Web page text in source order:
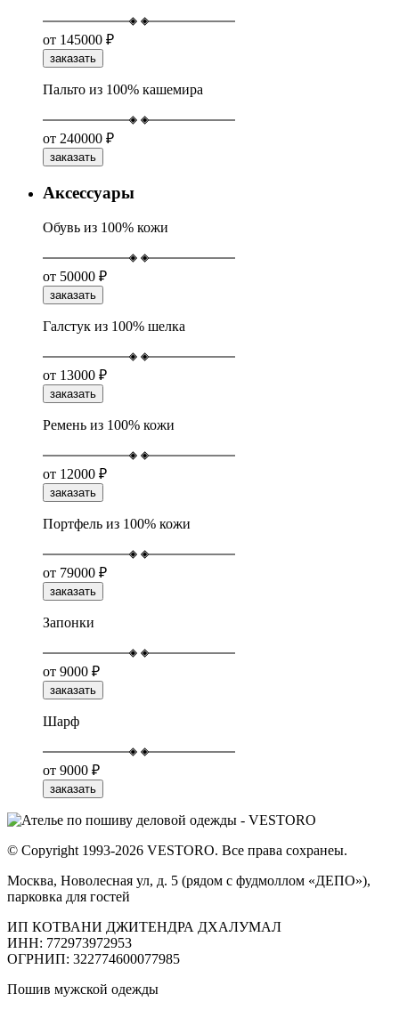
от 145000 ₽
заказать
Пальто из 100% кашемира
от 240000 ₽
заказать
Аксессуары
Обувь из 100% кожи
от 50000 ₽
заказать
Галстук из 100% шелка
от 13000 ₽
заказать
Ремень из 100% кожи
от 12000 ₽
заказать
Портфель из 100% кожи
от 79000 ₽
заказать
Запонки
от 9000 ₽
заказать
Шарф
от 9000 ₽
заказать
© Copyright 1993-2026 VESTORO. Все права сохранеы.
Москва, Новолесная ул, д. 5 (рядом с фудмоллом «ДЕПО»),
парковка для гостей
ИП КОТВАНИ ДЖИТЕНДРА ДХАЛУМАЛ
ИНН: 772973972953
ОГРНИП: 322774600077985
Пошив мужской одежды